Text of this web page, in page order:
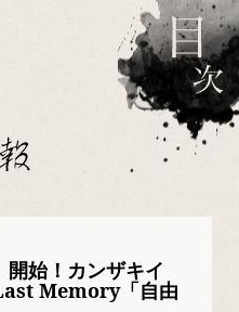
始！カンザキイ
Memory「自由